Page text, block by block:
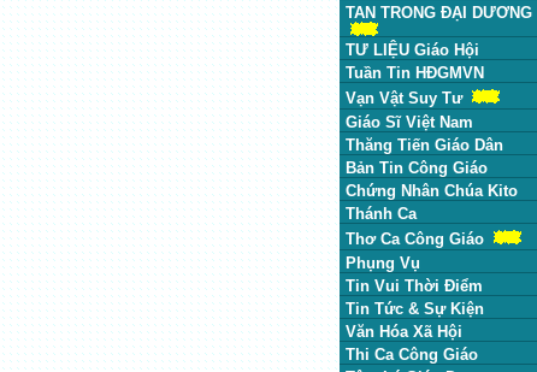
TAN TRONG ĐẠI DƯƠNG
TƯ LIỆU Giáo Hội
Tuần Tin HĐGMVN
Vạn Vật Suy Tư
Giáo Sĩ Việt Nam
Thăng Tiến Giáo Dân
Bản Tin Công Giáo
Chứng Nhân Chúa Kito
Thánh Ca
Thơ Ca Công Giáo
Phụng Vụ
Tin Vui Thời Điểm
Tin Tức & Sự Kiện
Văn Hóa Xã Hội
Thi Ca Công Giáo